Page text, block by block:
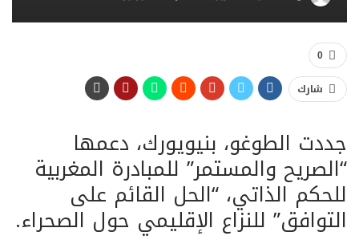
0
شارك
جددت الطوغو، بنيويورك، دعمها
“الصريح والمستمر” للمبادرة المغربية
للحكم الذاتي، “الحل القائم على
التوافق” للنزاع الإقليمي حول الصحراء.